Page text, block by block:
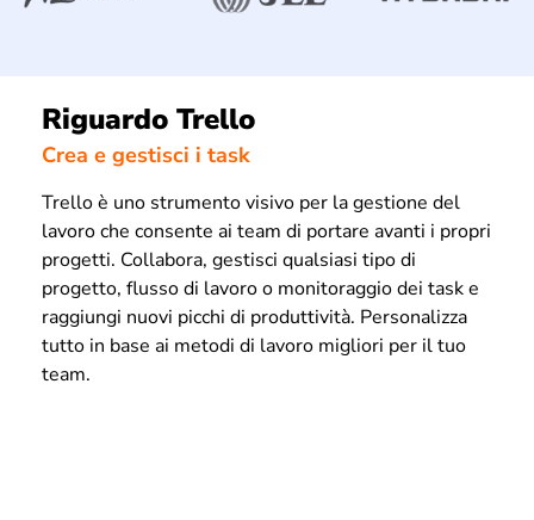
Riguardo Trello
Crea e gestisci i task
Trello è uno strumento visivo per la gestione del
lavoro che consente ai team di portare avanti i propri
progetti. Collabora, gestisci qualsiasi tipo di
progetto, flusso di lavoro o monitoraggio dei task e
raggiungi nuovi picchi di produttività. Personalizza
tutto in base ai metodi di lavoro migliori per il tuo
team.